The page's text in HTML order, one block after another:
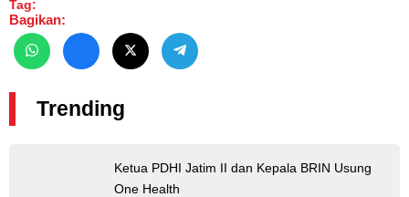
Tag:
Bagikan:
Trending
Ketua PDHI Jatim II dan Kepala BRIN Usung
One Health